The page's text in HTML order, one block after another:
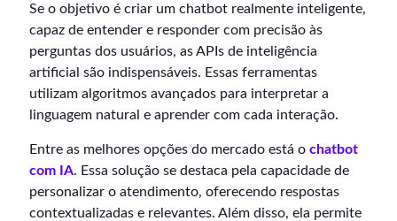
Se o objetivo é criar um chatbot realmente inteligente,
capaz de entender e responder com precisão às
perguntas dos usuários, as APIs de inteligência
artificial são indispensáveis. Essas ferramentas
utilizam algoritmos avançados para interpretar a
linguagem natural e aprender com cada interação.
Entre as melhores opções do mercado está o chatbot
com IA. Essa solução se destaca pela capacidade de
personalizar o atendimento, oferecendo respostas
contextualizadas e relevantes. Além disso, ela permite